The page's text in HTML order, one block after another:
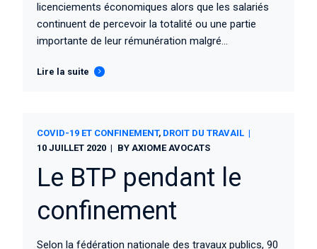
licenciements économiques alors que les salariés
continuent de percevoir la totalité ou une partie
importante de leur rémunération malgré...
Lire la suite
COVID-19 ET CONFINEMENT DROIT DU TRAVAIL
10 JUILLET 2020
BY AXIOME AVOCATS
Le BTP pendant le
confinement
Selon la fédération nationale des travaux publics, 90